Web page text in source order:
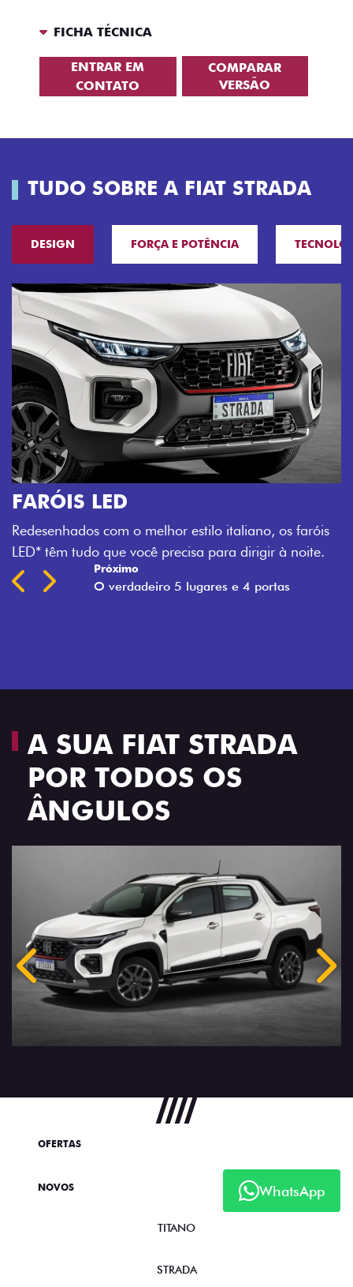
FICHA TÉCNICA
ENTRAR EM
CONTATO
COMPARAR
VERSÃO
TUDO SOBRE A FIAT STRADA
DESIGN FORÇA E POTÊNCIA
A SUA FIAT STRADA
POR TODOS OS
ÂNGULOS
Anterior
WhatsApp
OFERTAS
NOVOS
TITANO
STRADA